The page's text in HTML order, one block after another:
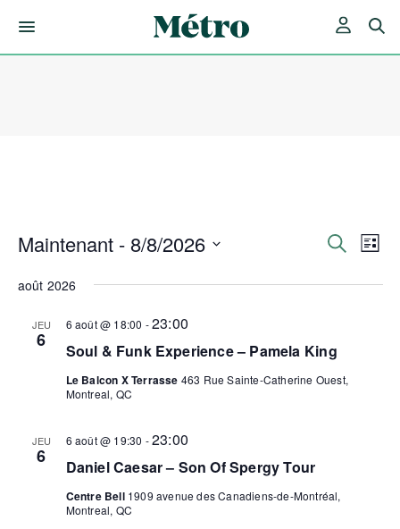
et
de
Recherche
Liste
Maintenant - 8/8/2026
une
août 2026
JEU
6 Soul & Funk Experience – Pamela King
6 août @ 18:00 -23:00
Le Balcon X Terrasse 463 Rue Sainte-Catherine Ouest,
Montreal, QC
JEU
6 Daniel Caesar – Son Of Spergy Tour
6 août @ 19:30 -23:00
Centre Bell 1909 avenue des Canadiens-de-Montréal,
Montreal, QC